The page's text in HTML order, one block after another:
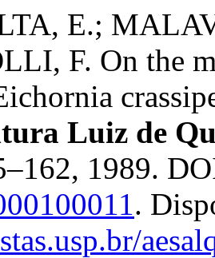
E.;
F. On the
Luiz de
1989.
.